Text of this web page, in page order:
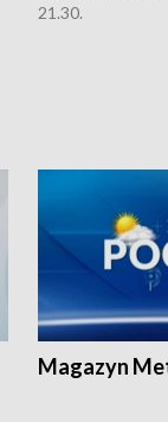
21.30.
Magazyn